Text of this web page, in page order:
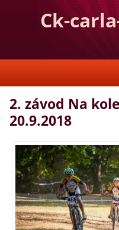
Ck-
2. závod Na
20.9.2018